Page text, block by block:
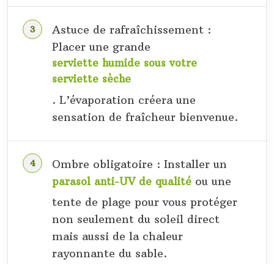
Astuce de rafraîchissement :
Placer une grande
serviette humide sous votre
serviette sèche
. L’évaporation créera une
sensation de fraîcheur bienvenue.
Ombre obligatoire : Installer un
parasol anti-UV de qualité ou une
tente de plage pour vous protéger
non seulement du soleil direct
mais aussi de la chaleur
rayonnante du sable.